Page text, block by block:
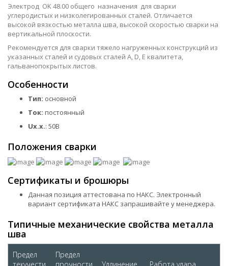
Электрод OK 48.00 общего назначения для сварки
углеродистых и низколегированных сталей. Отличается
высокой вязкостью металла шва, высокой скоростью сварки на
вертикальной плоскости.
Рекомендуется для сварки тяжело нагруженных конструкций из
указанных сталей и судовых сталей A, D, Е квалитета,
гальванопокрытых листов.
Особенности
Тип: основной
Ток: постоянный
Ux.x.: 50B
Положения сварки
Сертификаты и брошюры
Данная позиция аттестована по НАКС. Электронный
вариант сертификата НАКС запрашивайте у менеджера.
Типичные механические свойства металла
шва
Предел
Предел